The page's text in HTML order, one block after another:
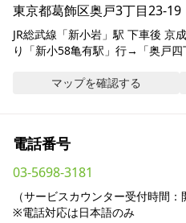
Contact us in
東京都葛飾区奥戸3丁目23-19
JR総武線「新小岩」駅 下車後 京
り「新小58亀有駅」行→「奥戸四
マップを確認する
電話番号
03-5698-3181
（サービスカウンター受付時間：
※電話対応は日本語のみ